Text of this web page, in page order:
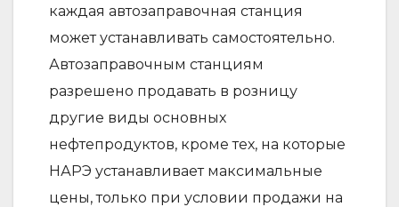
каждая автозаправочная станция
может устанавливать самостоятельно.
Автозаправочным станциям
разрешено продавать в розницу
другие виды основных
нефтепродуктов, кроме тех, на которые
НАРЭ устанавливает максимальные
цены, только при условии продажи на